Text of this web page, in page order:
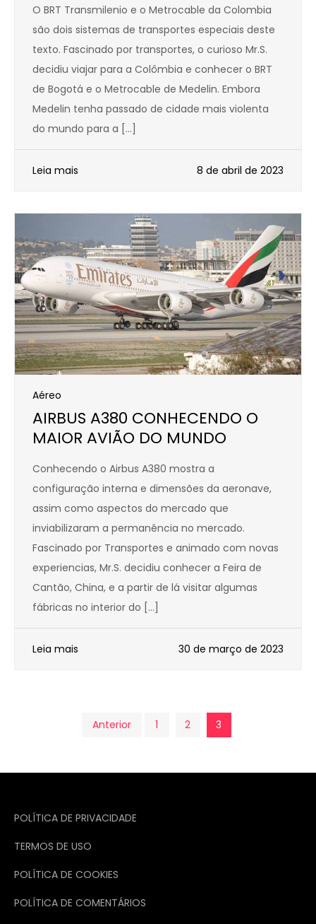
O BRT Transmilenio e o Metrocable da Colombia
são dois sistemas de transportes especiais deste
texto. Fascinado por transportes, o curioso Mr.S.
decidiu viajar para a Colômbia e conhecer o BRT
de Bogotá e o Metrocable de Medelin. Embora
Medelin tenha passado de cidade mais violenta
do mundo para a […]
Leia mais 8 de abril de 2023
Aéreo
AIRBUS A380 CONHECENDO O
MAIOR AVIÃO DO MUNDO
Conhecendo o Airbus A380 mostra a
configuração interna e dimensões da aeronave,
assim como aspectos do mercado que
inviabilizaram a permanência no mercado.
Fascinado por Transportes e animado com novas
experiencias, Mr.S. decidiu conhecer a Feira de
Cantão, China, e a partir de lá visitar algumas
fábricas no interior do […]
Leia mais 30 de março de 2023
Paginação
de
posts
Anterior 1 2 3
POLÍTICA DE PRIVACIDADE
TERMOS DE USO
POLÍTICA DE COOKIES
POLÍTICA DE COMENTÁRIOS